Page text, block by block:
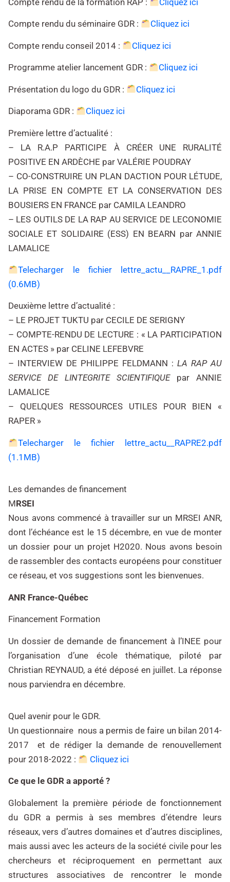
Compte rendu du séminaire GDR : Cliquez ici
Compte rendu conseil 2014 : Cliquez ici
Programme atelier lancement GDR : Cliquez ici
Présentation du logo du GDR : Cliquez ici
Diaporama GDR : Cliquez ici
Première lettre d’actualité :
– LA R.A.P PARTICIPE À CRÉER UNE RURALITÉ
POSITIVE EN ARDÈCHE par VALÉRIE POUDRAY
– CO-CONSTRUIRE UN PLAN DACTION POUR LÉTUDE,
LA PRISE EN COMPTE ET LA CONSERVATION DES
BOUSIERS EN FRANCE par CAMILA LEANDRO
– LES OUTILS DE LA RAP AU SERVICE DE LECONOMIE
SOCIALE ET SOLIDAIRE (ESS) EN BEARN par ANNIE
LAMALICE
Telecharger le fichier lettre_actu__RAPRE_1.pdf
(0.6MB)
Deuxième lettre d’actualité :
– LE PROJET TUKTU par CECILE DE SERIGNY
– COMPTE-RENDU DE LECTURE : « LA PARTICIPATION
EN ACTES » par CELINE LEFEBVRE
– INTERVIEW DE PHILIPPE FELDMANN : LA RAP AU
SERVICE DE LINTEGRITE SCIENTIFIQUEpar ANNIE
LAMALICE
– QUELQUES RESSOURCES UTILES POUR BIEN «
RAPER »
Telecharger le fichier lettre_actu__RAPRE2.pdf
(1.1MB)
Les demandes de financement
MRSEI
Nous avons commencé à travailler sur un MRSEI ANR,
dont l’échéance est le 15 décembre, en vue de monter
un dossier pour un projet H2020. Nous avons besoin
de rassembler des contacts européens pour constituer
ce réseau, et vos suggestions sont les bienvenues.
ANR France-Québec
Financement Formation
Un dossier de demande de financement à l’INEE pour
l’organisation d’une école thématique, piloté par
Christian REYNAUD, a été déposé en juillet. La réponse
nous parviendra en décembre.
Quel avenir pour le GDR.
Un questionnaire nous a permis de faire un bilan 2014-
2017 et de rédiger la demande de renouvellement
pour 2018-2022 :
Cliquez ici
Ce que le GDR a apporté ?
Globalement la première période de fonctionnement
du GDR a permis à ses membres d’étendre leurs
réseaux, vers d’autres domaines et d’autres disciplines,
mais aussi avec les acteurs de la société civile pour les
chercheurs et réciproquement en permettant aux
structures associatives de rencontrer le monde